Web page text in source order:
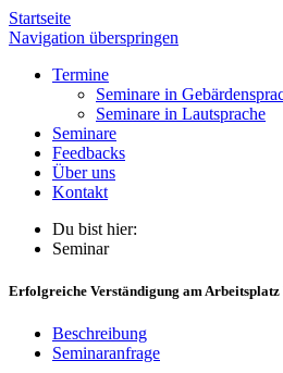
Startseite
Navigation überspringen
Termine
Seminare in
Seminare in Lautsprache
Seminare
Feedbacks
Über uns
Kontakt
Du bist hier:
Seminar
Erfolgreiche Verständigung am
Beschreibung
Seminaranfrage